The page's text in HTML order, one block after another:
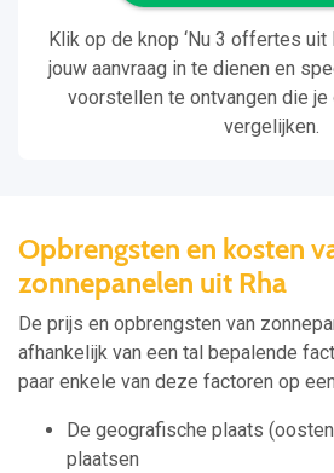
Klik op de knop ‘Nu 3 offertes uit
jouw aanvraag in te dienen en
voorstellen te ontvangen die je
vergelijken.
Opbrengsten en kosten
zonnepanelen uit Rha
De prijs en opbrengsten van
afhankelijk van een tal bepalende
paar enkele van deze factoren op
De geografische plaats
plaatsen